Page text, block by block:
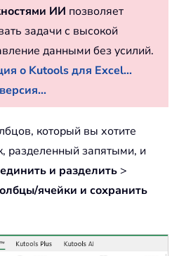
ИИ позволяет
задачи с высокой
данными без усилий.
о Kutools для Excel...
который вы хотите
разделенный запятыми, и
и разделить >
ячейки и сохранить